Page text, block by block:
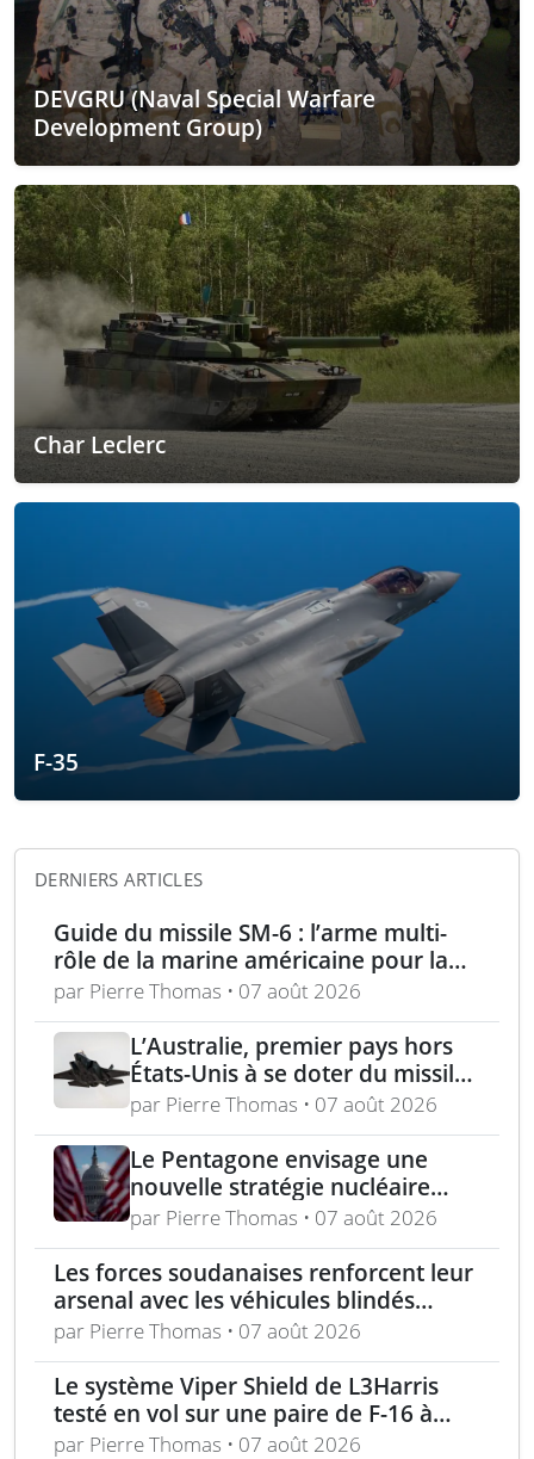
DEVGRU (Naval Special Warfare
Development Group)
Char Leclerc
F-35
DERNIERS ARTICLES
Guide du missile SM-6 : l’arme multi-
rôle de la marine américaine pour la
guerre moderne
par Pierre Thomas • 07 août 2026
L’Australie, premier pays hors
États-Unis à se doter du missile
AIM-260 JATM
par Pierre Thomas • 07 août 2026
Le Pentagone envisage une
nouvelle stratégie nucléaire
pour dissuader les conflits
régionaux
par Pierre Thomas • 07 août 2026
Les forces soudanaises renforcent leur
arsenal avec les véhicules blindés
Mohafiz pakistanais
par Pierre Thomas • 07 août 2026
Le système Viper Shield de L3Harris
testé en vol sur une paire de F-16 à
Edwards AFB
par Pierre Thomas • 07 août 2026